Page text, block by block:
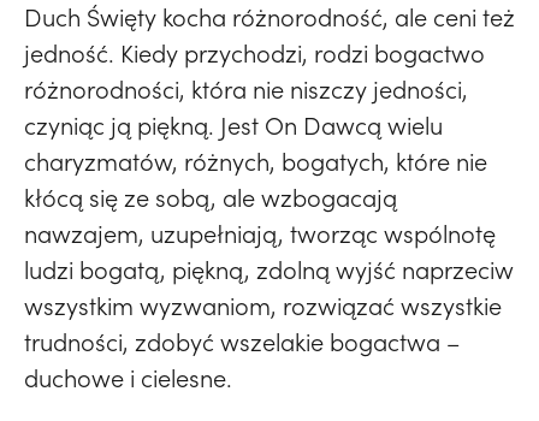
Duch Święty kocha różnorodność, ale ceni też
jedność. Kiedy przychodzi, rodzi bogactwo
różnorodności, która nie niszczy jedności,
czyniąc ją piękną. Jest On Dawcą wielu
charyzmatów, różnych, bogatych, które nie
kłócą się ze sobą, ale wzbogacają
nawzajem, uzupełniają, tworząc wspólnotę
ludzi bogatą, piękną, zdolną wyjść naprzeciw
wszystkim wyzwaniom, rozwiązać wszystkie
trudności, zdobyć wszelakie bogactwa –
duchowe i cielesne.